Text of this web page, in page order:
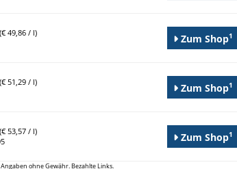
49,86 / l)
Zum Shop1
51,29 / l)
Zum Shop1
53,57 / l)
Zum Shop1
ohne Gewähr. Bezahlte Links.